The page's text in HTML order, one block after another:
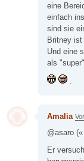
eine
einfach
sind sie
Britney ist
Und eine
als
Amalia
@asaro
Er